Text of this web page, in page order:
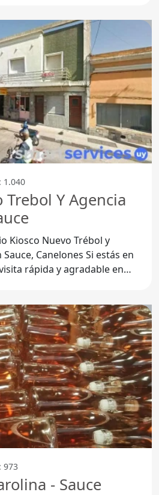
1.040
Trebol Y Agencia
Kiosco Nuevo Trébol y
Canelones Si estás en
rápida y agradable en
973
- Sauce